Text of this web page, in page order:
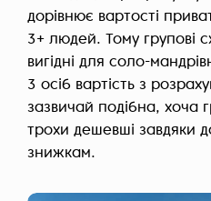
дорівнює вартості
3+ людей. Тому групові
вигідні для соло-
3 осіб вартість з
зазвичай подібна, хоча
трохи дешевші завдяки
знижкам.